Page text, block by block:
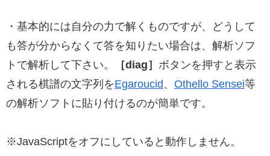
・基本的には自分の力で解くものですが、どうして
も答が分からなくて答を知りたい場合は、解析ソフ
トで解析して下さい。
［diag］ ボタンを押すと表示
される棋譜の文字列をEgaroucid、 Othello Sensei等
の解析ソフトに貼り付けるのが簡単です。
※JavaScriptをオフにしていると動作しません。